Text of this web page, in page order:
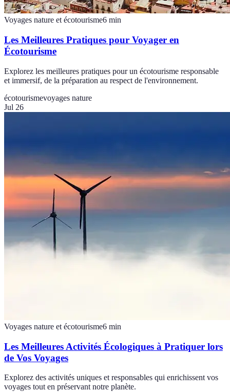
Voyages nature et écotourisme6 min
Les Meilleures Pratiques pour Voyager en
Écotourisme
Explorez les meilleures pratiques pour un écotourisme responsable
et immersif, de la préparation au respect de l'environnement.
écotourismevoyages nature
Jul 26
Voyages nature et écotourisme6 min
Les Meilleures Activités Écologiques à Pratiquer lors
de Vos Voyages
Explorez des activités uniques et responsables qui enrichissent vos
voyages tout en préservant notre planète.